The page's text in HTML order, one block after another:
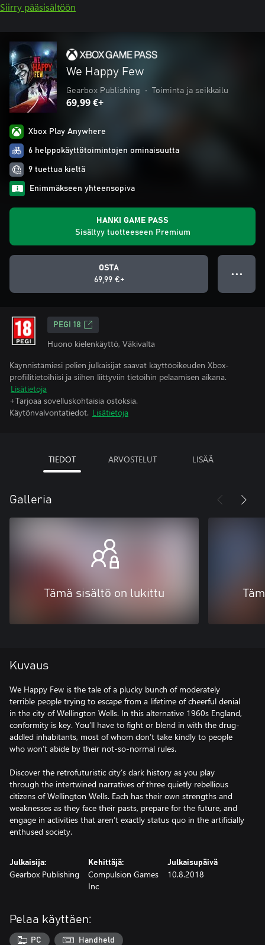
Siirry pääsisältöön
We Happy Few
Gearbox Publishing • Toiminta ja seikkailu
69,99 €+
Xbox Play Anywhere
6 helppokäyttötoimintojen ominaisuutta
9 tuettua kieltä
Enimmäkseen yhteensopiva
HANKI GAME PASS
Sisältyy tuotteeseen Premium
OSTA
69,99 €+
● ● ●
PEGI 18
Huono kielenkäyttö, Väkivalta
Käynnistämiesi pelien julkaisijat saavat käyttöoikeuden Xbox-
profiilitietoihiisi ja siihen liittyviin tietoihin pelaamisen aikana.
Lisätietoja
+Tarjoaa sovelluskohtaisia ostoksia.
Käytönvalvontatiedot. Lisätietoja
TIEDOT ARVOSTELUT LISÄÄ
Galleria
Tämä sisältö on lukittu
Kuvaus
We Happy Few is the tale of a plucky bunch of moderately
terrible people trying to escape from a lifetime of cheerful denial
in the city of Wellington Wells. In this alternative 1960s England,
conformity is key. You’ll have to fight or blend in with the drug-
addled inhabitants, most of whom don’t take kindly to people
who won’t abide by their not-so-normal rules.
Discover the retrofuturistic city’s dark history as you play
through the intertwined narratives of three quietly rebellious
citizens of Wellington Wells. Each has their own strengths and
weaknesses as they face their pasts, prepare for the future, and
engage in activities that aren’t exactly status quo in the artificially
enthused society.
Julkaisija:
Gearbox Publishing
Kehittäjä:
Compulsion Games
Inc
Julkaisupäivä
10.8.2018
Pelaa käyttäen:
PC Handheld